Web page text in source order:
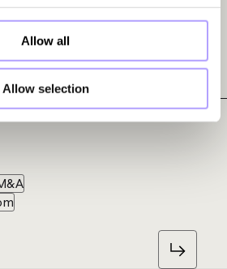
Allow all
Allow selection
investering i Novatron Fusion